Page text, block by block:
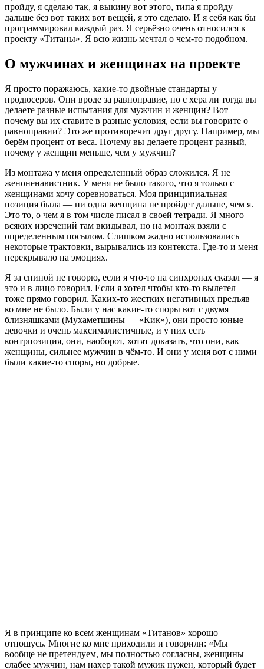
пройду, я сделаю так, я выкину вот этого, типа я пройду
дальше без вот таких вот вещей, я это сделаю. И я себя как бы
программировал каждый раз. Я серьёзно очень относился к
проекту «Титаны». Я всю жизнь мечтал о чем-то подобном.
О мужчинах и женщинах на проекте
Я просто поражаюсь, какие-то двойные стандарты у
продюсеров. Они вроде за равноправие, но с хера ли тогда вы
делаете разные испытания для мужчин и женщин? Вот
почему вы их ставите в разные условия, если вы говорите о
равноправии? Это же противоречит друг другу. Например, мы
берём процент от веса. Почему вы делаете процент разный,
почему у женщин меньше, чем у мужчин?
Из монтажа у меня определенный образ сложился. Я не
женоненавистник. У меня не было такого, что я только с
женщинами хочу соревноваться. Моя принципиальная
позиция была — ни одна женщина не пройдет дальше, чем я.
Это то, о чем я в том числе писал в своей тетради. Я много
всяких изречений там вкидывал, но на монтаж взяли с
определенным посылом. Слишком жадно использовались
некоторые трактовки, вырывались из контекста. Где-то и меня
перекрывало на эмоциях.
Я за спиной не говорю, если я что-то на синхронах сказал — я
это и в лицо говорил. Если я хотел чтобы кто-то вылетел —
тоже прямо говорил. Каких-то жестких негативных предъяв
ко мне не было. Были у нас какие-то споры вот с двумя
близняшками (Мухаметшины — «Кик»), они просто юные
девочки и очень максималистичные, и у них есть
контрпозиция, они, наоборот, хотят доказать, что они, как
женщины, сильнее мужчин в чём-то. И они у меня вот с ними
были какие-то споры, но добрые.
Я в принципе ко всем женщинам «Титанов» хорошо
отношусь. Многие ко мне приходили и говорили: «Мы
вообще не претендуем, мы полностью согласны, женщины
слабее мужчин, нам нахер такой мужик нужен, который будет